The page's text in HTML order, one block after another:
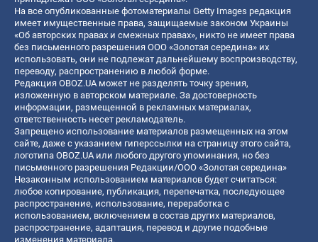
На все опубликованные фотоматериалы Getty Images редакция
имеет имущественные права, защищаемые законом Украины
«Об авторских правах и смежных правах», никто не имеет права
без письменного разрешения ООО «Золотая середина» их
использовать, они не подлежат дальнейшему воспроизводству,
переводу, распространению в любой форме.
Редакция OBOZ.UA может не разделять точку зрения,
изложенную в авторском материале. За достоверность
информации, размещенной в рекламных материалах,
ответственность несет рекламодатель.
Запрещено использование материалов размещенных на этом
сайте, даже с указанием гиперссылки на страницу этого сайта,
логотипа OBOZ.UA или любого другого упоминания, но без
письменного разрешения Редакции/ООО «Золотая середина»
Незаконным использованием материалов будет считаться:
любое копирование, публикация, перепечатка, последующее
распространение, использование, переработка с
использованием, включением в состав других материалов,
распространение, адаптация, перевод и другие подобные
изменения материала.